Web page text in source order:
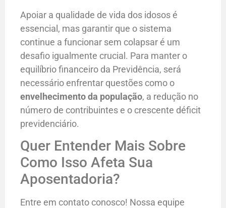
Apoiar a qualidade de vida dos idosos é
essencial, mas garantir que o sistema
continue a funcionar sem colapsar é um
desafio igualmente crucial. Para manter o
equilíbrio financeiro da Previdência, será
necessário enfrentar questões como o
envelhecimento da população, a redução no
número de contribuintes e o crescente déficit
previdenciário.
Quer Entender Mais Sobre
Como Isso Afeta Sua
Aposentadoria?
Entre em contato conosco! Nossa equipe